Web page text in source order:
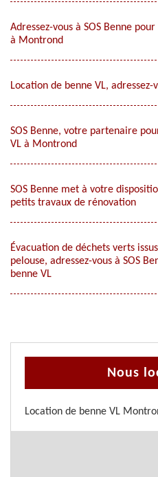
Adressez-vous à SOS Benne
à Montrond
Location de benne VL, adressez-
SOS Benne, votre partenaire
VL à Montrond
SOS Benne met à votre
petits travaux de rénovation
Évacuation de déchets verts
pelouse, adressez-vous à SOS
benne VL
Nous
Location de benne VL